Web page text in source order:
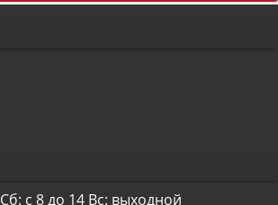
Сб: с 8 до 14 Вс: выходной